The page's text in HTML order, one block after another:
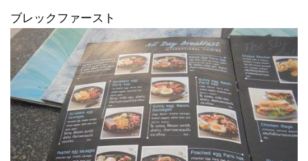
ブレックファースト